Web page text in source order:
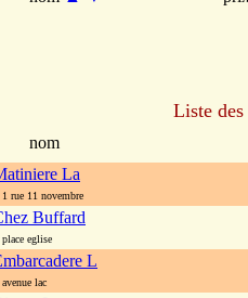
Liste des
La
rue 11 novembre
Buffard
eglise
L
lac